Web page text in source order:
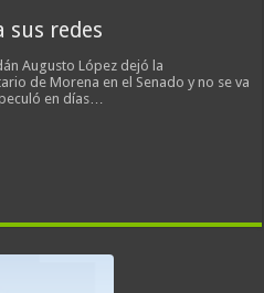
sus redes
Augusto López dejó la
de Morena en el Senado y no se va
en días…